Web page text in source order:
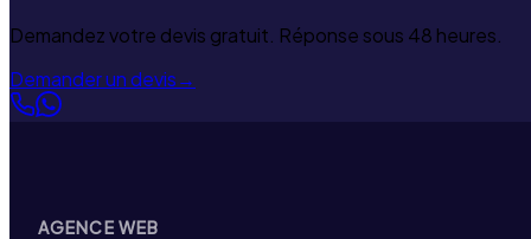
Demandez votre devis gratuit. Réponse sous 48 heures.
Demander un devis→
AGENCE WEB